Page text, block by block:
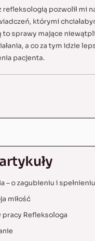
refleksologią pozwolił mi
którymi
to sprawy mające
a co za tym idzie
pacjenta.
– o zagubieniu i spełnieniu
miłość
Refleksologa